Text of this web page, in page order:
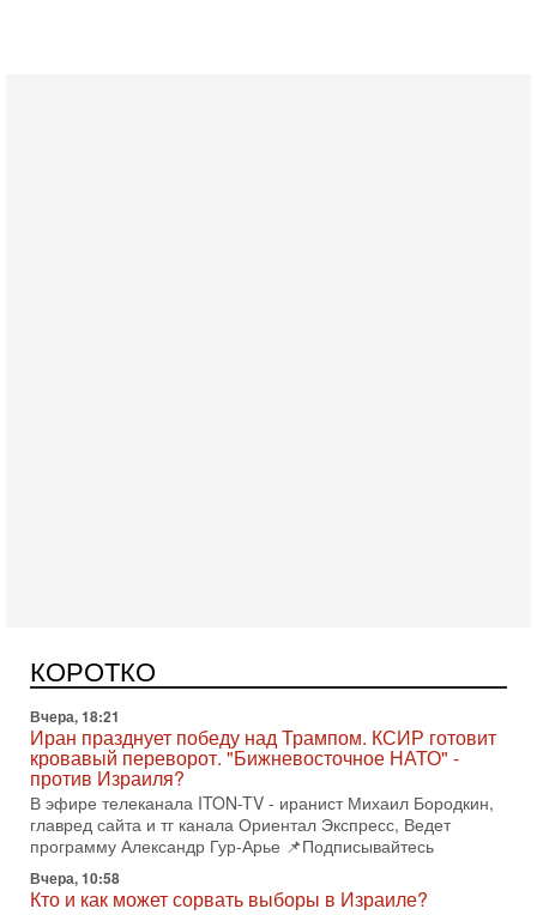
КОРОТКО
безопасности заявил, что Израиль готов самостоятельно
продолжить противостояние с Ираном, если США
Вчера, 18:21
Иран празднует победу над Трампом. КСИР готовит
кровавый переворот. "Бижневосточное НАТО" -
против Израиля?
В эфире телеканала ITON-TV - иранист Михаил Бородкин,
главред сайта и тг канала Ориентал Экспресс, Ведет
программу Александр Гур-Арье 📌Подписывайтесь
Вчера, 10:58
Кто и как может сорвать выборы в Израиле?